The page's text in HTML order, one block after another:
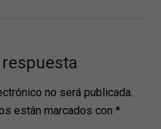
no será publicada.
están marcados con *